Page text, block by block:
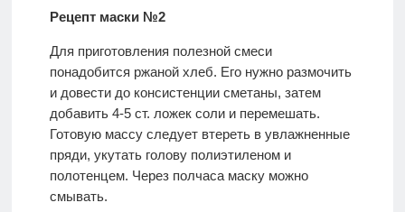
Рецепт маски №2
Для приготовления полезной смеси
понадобится ржаной хлеб. Его нужно размочить
и довести до консистенции сметаны, затем
добавить 4-5 ст. ложек соли и перемешать.
Готовую массу следует втереть в увлажненные
пряди, укутать голову полиэтиленом и
полотенцем. Через полчаса маску можно
смывать.